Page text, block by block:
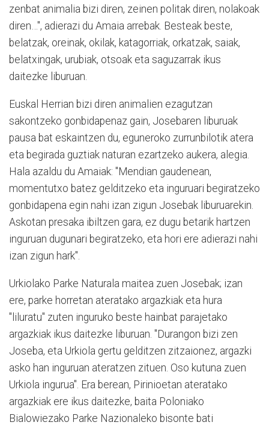
zenbat animalia bizi diren, zeinen politak diren, nolakoak
diren…", adierazi du Amaia arrebak. Besteak beste,
belatzak, oreinak, okilak, katagorriak, orkatzak, saiak,
belatxingak, urubiak, otsoak eta saguzarrak ikus
daitezke liburuan.
Euskal Herrian bizi diren animalien ezagutzan
sakontzeko gonbidapenaz gain, Josebaren liburuak
pausa bat eskaintzen du, eguneroko zurrunbilotik atera
eta begirada guztiak naturan ezartzeko aukera, alegia.
Hala azaldu du Amaiak: "Mendian gaudenean,
momentutxo batez gelditzeko eta inguruari begiratzeko
gonbidapena egin nahi izan zigun Josebak liburuarekin.
Askotan presaka ibiltzen gara, ez dugu betarik hartzen
inguruan dugunari begiratzeko, eta hori ere adierazi nahi
izan zigun hark".
Urkiolako Parke Naturala maitea zuen Josebak; izan
ere, parke horretan ateratako argazkiak eta hura
"liluratu" zuten inguruko beste hainbat parajetako
argazkiak ikus daitezke liburuan. "Durangon bizi zen
Joseba, eta Urkiola gertu gelditzen zitzaionez, argazki
asko han inguruan ateratzen zituen. Oso kutuna zuen
Urkiola ingurua". Era berean, Pirinioetan ateratako
argazkiak ere ikus daitezke, baita Poloniako
Bialowiezako Parke Nazionaleko bisonte bati